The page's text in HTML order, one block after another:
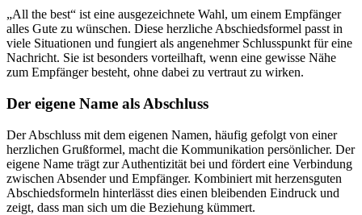
„All the best“ ist eine ausgezeichnete Wahl, um einem Empfänger
alles Gute zu wünschen. Diese herzliche Abschiedsformel passt in
viele Situationen und fungiert als angenehmer Schlusspunkt für eine
Nachricht. Sie ist besonders vorteilhaft, wenn eine gewisse Nähe
zum Empfänger besteht, ohne dabei zu vertraut zu wirken.
Der eigene Name als Abschluss
Der Abschluss mit dem eigenen Namen, häufig gefolgt von einer
herzlichen Grußformel, macht die Kommunikation persönlicher. Der
eigene Name trägt zur Authentizität bei und fördert eine Verbindung
zwischen Absender und Empfänger. Kombiniert mit herzensguten
Abschiedsformeln hinterlässt dies einen bleibenden Eindruck und
zeigt, dass man sich um die Beziehung kümmert.